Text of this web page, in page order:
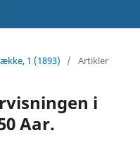
1 (1893)
/ Artikler
i
Aar.